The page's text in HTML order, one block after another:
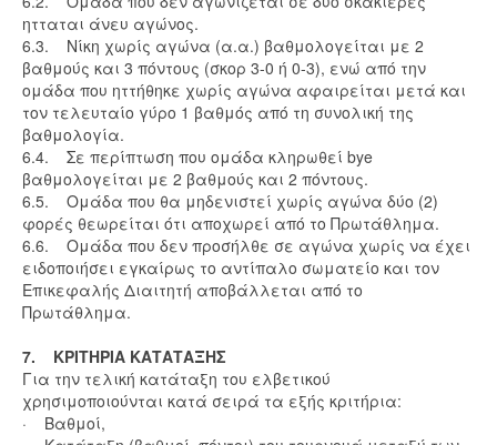
ητταται άνευ αγώνος.
6.3. Νίκη χωρίς αγώνα (α.α.) βαθμολογείται με 2
βαθμούς και 3 πόντους (σκορ 3-0 ή 0-3), ενώ από την
ομάδα που ηττήθηκε χωρίς αγώνα αφαιρείται μετά και
τον τελευταίο γύρο 1 βαθμός από τη συνολική της
βαθμολογία.
6.4. Σε περίπτωση που ομάδα κληρωθεί bye
βαθμολογείται με 2 βαθμούς και 2 πόντους.
6.5. Ομάδα που θα μηδενιστεί χωρίς αγώνα δύο (2)
φορές θεωρείται ότι αποχωρεί από το Πρωτάθλημα.
6.6. Ομάδα που δεν προσήλθε σε αγώνα χωρίς να έχει
ειδοποιήσει εγκαίρως το αντίπαλο σωματείο και τον
Επικεφαλής Διαιτητή αποβάλλεται από το
Πρωτάθλημα.
7. ΚΡΙΤΗΡΙΑ ΚΑΤΑΤΑΞΗΣ
Για την τελική κατάταξη του ελβετικού
χρησιμοποιούνται κατά σειρά τα εξής κριτήρια:
· Βαθμοί,